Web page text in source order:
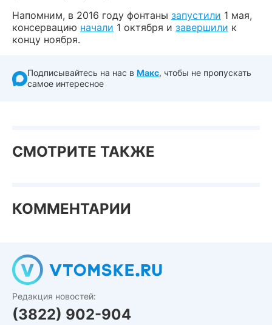
Напомним, в 2016 году фонтаны запустили 1 мая,
консервацию начали 1 октября и завершили к
концу ноября.
Подписывайтесь на нас в Макс, чтобы не пропускать
самое интересное
СМОТРИТЕ ТАКЖЕ
КОММЕНТАРИИ
Редакция новостей:
(3822) 902-904